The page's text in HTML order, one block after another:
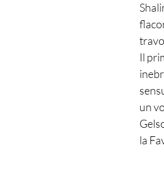
Il
un
la